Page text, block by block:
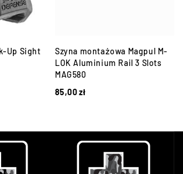
Up Sight
Szyna montażowa Magpul M-
LOK Aluminium Rail 3 Slots
MAG580
85,00zł